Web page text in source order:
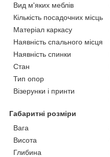
Вид м'яких меблів
Кількість посадочних місць
Матеріал каркасу
Наявність спального місця
Наявність спинки
Стан
Тип опор
Візерунки і принти
Габаритні розміри
Вага
Висота
Глибина